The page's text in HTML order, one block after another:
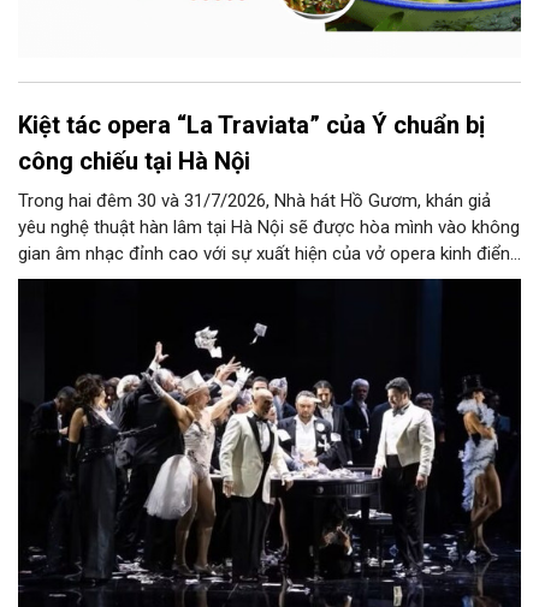
Kiệt tác opera “La Traviata” của Ý chuẩn bị
công chiếu tại Hà Nội
Trong hai đêm 30 và 31/7/2026, Nhà hát Hồ Gươm, khán giả
yêu nghệ thuật hàn lâm tại Hà Nội sẽ được hòa mình vào không
gian âm nhạc đỉnh cao với sự xuất hiện của vở opera kinh điển
“La Traviata”.